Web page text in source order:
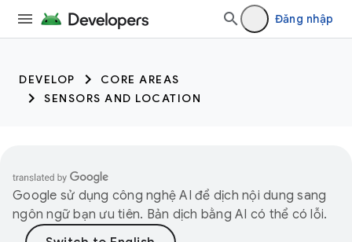
trait:citc trait:citc
Đăng nhập
DEVELOP
CORE AREAS
SENSORS AND LOCATION
Google sử dụng công nghệ AI để dịch nội dung sang
ngôn ngữ bạn ưu tiên. Bản dịch bằng AI có thể có lỗi.